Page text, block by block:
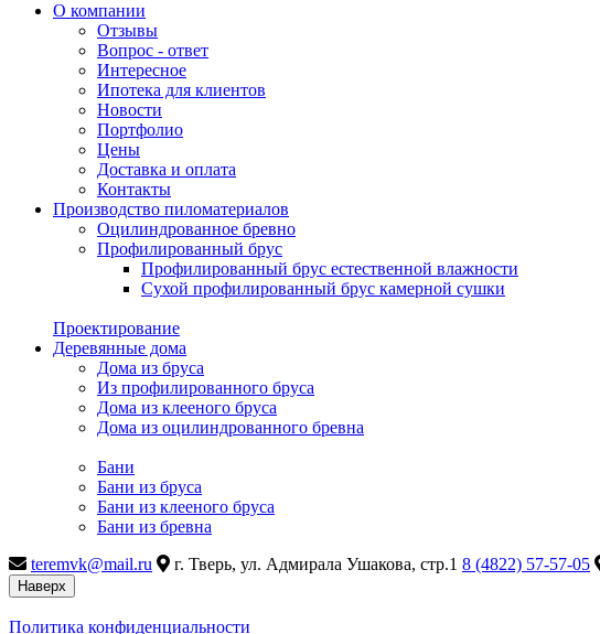
О компании
Отзывы
Вопрос - ответ
Интересное
Ипотека для клиентов
Новости
Портфолио
Цены
Доставка и оплата
Контакты
Производство пиломатериалов
Оцилиндрованное бревно
Профилированный брус
Профилированный брус естественной влажности
Сухой профилированный брус камерной сушки
Проектирование
Деревянные дома
Дома из бруса
Из профилированного бруса
Дома из клееного бруса
Дома из оцилиндрованного бревна
Бани
Бани из бруса
Бани из клееного бруса
Бани из бревна
teremvk@mail.ru
г. Тверь, ул. Адмирала Ушакова, стр.1 8 (4822) 57-57-05
Наверх
Политика конфиденциальности